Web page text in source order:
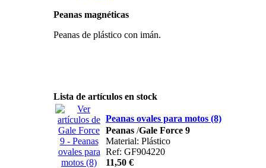
Peanas magnéticas
Peanas de plástico con imán.
Lista de artículos en stock
Peanas ovales para motos (8)
Peanas /Gale Force 9
Material: Plástico
Ref: GF904220
11,50 €